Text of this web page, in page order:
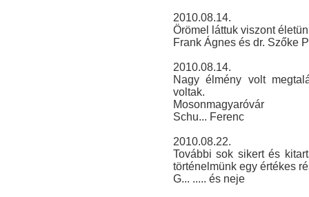
2010.08.14.
Örömel láttuk viszont
Frank Ágnes és dr. Szőke
2010.08.14.
Nagy élmény volt
voltak.
Mosonmagyaróvár
Schu... Ferenc
2010.08.22.
További sok sikert és
történelmünk egy értékes
G... ..... és neje